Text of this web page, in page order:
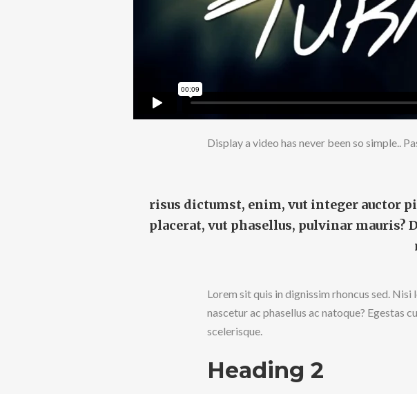
Display a video has never been so simple..
risus dictumst, enim, vut integer auctor
placerat, vut phasellus, pulvinar mauris?
Lorem sit quis in dignissim rhoncus sed.
nascetur ac phasellus ac natoque? Egestas
scelerisque.
Heading 2